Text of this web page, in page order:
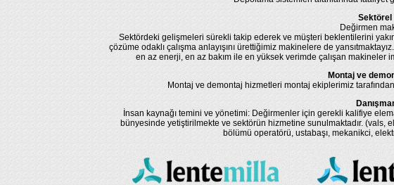
Sektörel
Değirmen
Sektördeki gelişmeleri sürekli takip ederek ve müşteri beklentilerini
çözüme odaklı çalışma anlayışını ürettiğimiz makinelere de
en az enerji, en az bakım ile en yüksek verimde çalışan makineler
Montaj ve
Montaj ve demontaj hizmetleri montaj ekiplerimiz
İnsan kaynağı temini ve yönetimi: Değirmenler için gerekli kalifiye
bünyesinde yetiştirilmekte ve sektörün hizmetine sunulmaktadır. (vals,
bölümü operatörü, ustabaşı, mekanikci,